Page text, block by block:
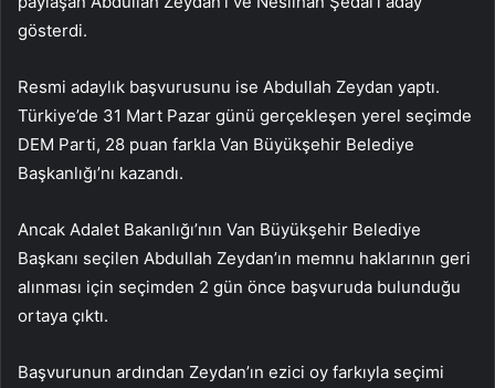
gösterdi.
Resmi adaylık başvurusunu ise Abdullah Zeydan yaptı.
Türkiye’de 31 Mart Pazar günü gerçekleşen yerel seçimde
DEM Parti, 28 puan farkla Van Büyükşehir Belediye
Başkanlığı’nı kazandı.
Ancak Adalet Bakanlığı’nın Van Büyükşehir Belediye
Başkanı seçilen Abdullah Zeydan’ın memnu haklarının geri
alınması için seçimden 2 gün önce başvuruda bulunduğu
ortaya çıktı.
Başvurunun ardından Zeydan’ın ezici oy farkıyla seçimi